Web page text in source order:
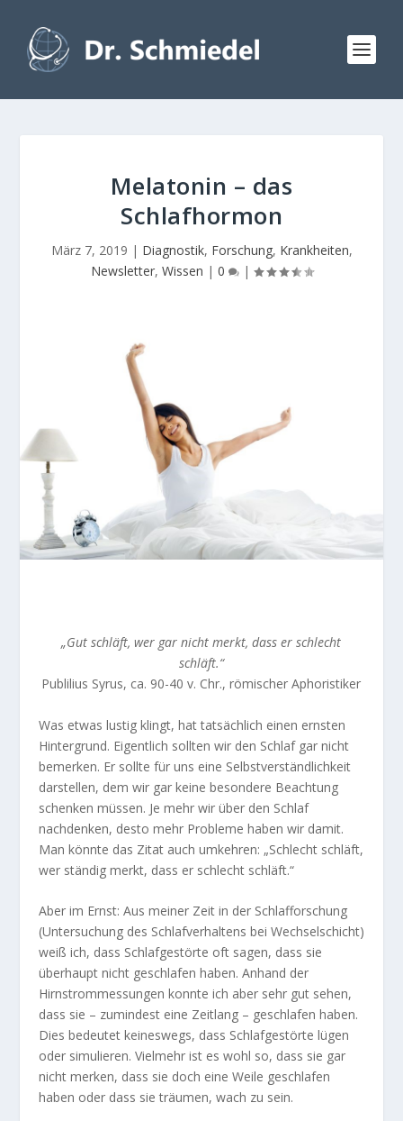
Melatonin – das
Schlafhormon
März 7, 2019 | Diagnostik, Forschung, Krankheiten,
Newsletter, Wissen | 0 |
„Gut schläft, wer gar nicht merkt, dass er schlecht
schläft.“
Publilius Syrus, ca. 90-40 v. Chr., römischer Aphoristiker
Was etwas lustig klingt, hat tatsächlich einen ernsten
Hintergrund. Eigentlich sollten wir den Schlaf gar nicht
bemerken. Er sollte für uns eine Selbstverständlichkeit
darstellen, dem wir gar keine besondere Beachtung
schenken müssen. Je mehr wir über den Schlaf
nachdenken, desto mehr Probleme haben wir damit.
Man könnte das Zitat auch umkehren: „Schlecht schläft,
wer ständig merkt, dass er schlecht schläft.“
Aber im Ernst: Aus meiner Zeit in der Schlafforschung
(Untersuchung des Schlafverhaltens bei Wechselschicht)
weiß ich, dass Schlafgestörte oft sagen, dass sie
überhaupt nicht geschlafen haben. Anhand der
Hirnstrommessungen konnte ich aber sehr gut sehen,
dass sie – zumindest eine Zeitlang – geschlafen haben.
Dies bedeutet keineswegs, dass Schlafgestörte lügen
oder simulieren. Vielmehr ist es wohl so, dass sie gar
nicht merken, dass sie doch eine Weile geschlafen
haben oder dass sie träumen, wach zu sein.